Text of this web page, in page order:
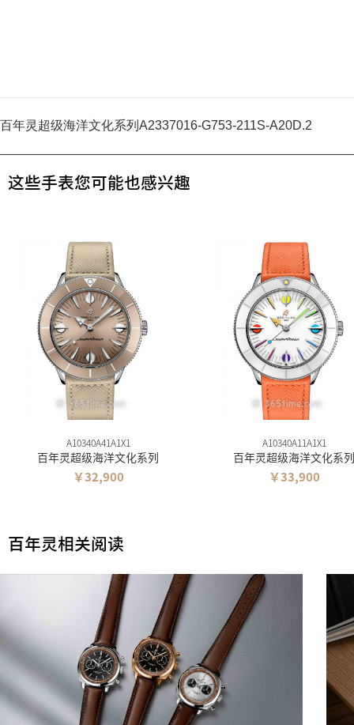
百年灵超级海洋文化系列A2337016-G753-211S-A20D.2
这些手表您可能也感兴趣
A10340A41A1X1
百年灵超级海洋文化系列
￥32,900
A10340A11A1X1
百年灵超级海洋文化系列
￥33,900
百年灵相关阅读